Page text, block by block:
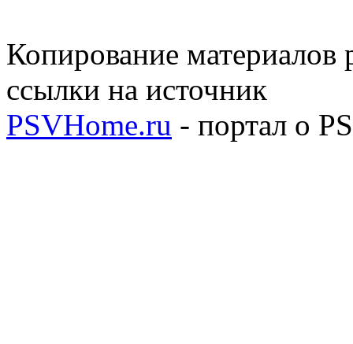
Копирование материалов
ссылки на источник
PSVHome.ru - портал о